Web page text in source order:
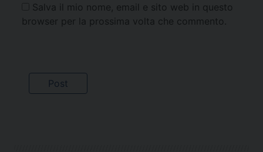
Salva il mio nome, email e sito web in questo
browser per la prossima volta che commento.